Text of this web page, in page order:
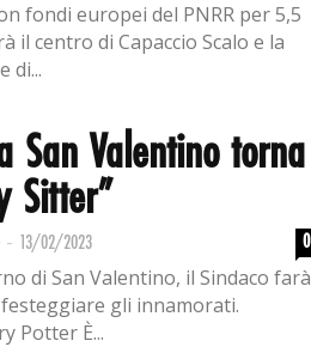
fondi europei del PNRR per 5,5
il centro di Capaccio Scalo e la
di...
San Valentino torna
Sitter”
- 13/02/2023 0
di San Valentino, il Sindaco farà
gli innamorati.
Potter È...